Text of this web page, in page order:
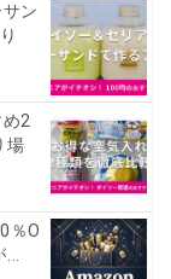
ン
2
場
％O
...